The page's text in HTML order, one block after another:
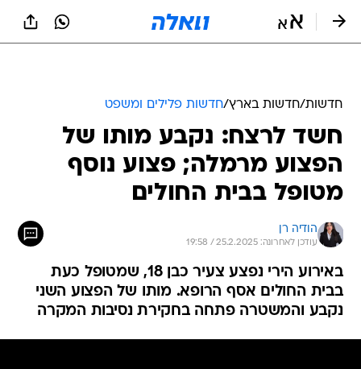
חדשות/חדשות בארץ/חדשות פלילים ומשפט
חשד לרצח: נקבע מותו של
הפצוע מרמלה; פצוע נוסף
מטופל בבית החולים
הודיה רן
עודכן לאחרונה: 25.2.2025 / 19:58
באירוע הירי נפצע צעיר כבן 18, שמטופל כעת
בבית החולים אסף הרופא. מותו של הפצוע השני
נקבע והמשטרה פתחה בחקירת נסיבות המקרה